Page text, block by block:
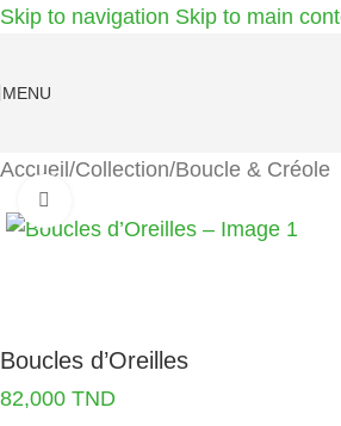
Skip to navigation Skip to main
MENU
Accueil /Collection/Boucle & Créole
Boucles d’Oreilles
82,000 TND